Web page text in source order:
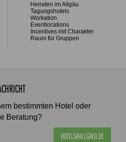
Heiraten im Allgäu
Tagungshotels
Workation
Eventlocations
Incentives mit Charakter
Raum für Gruppen
bestimmten Hotel oder
Beratung?
HOTELS@ALLGAEU.DE